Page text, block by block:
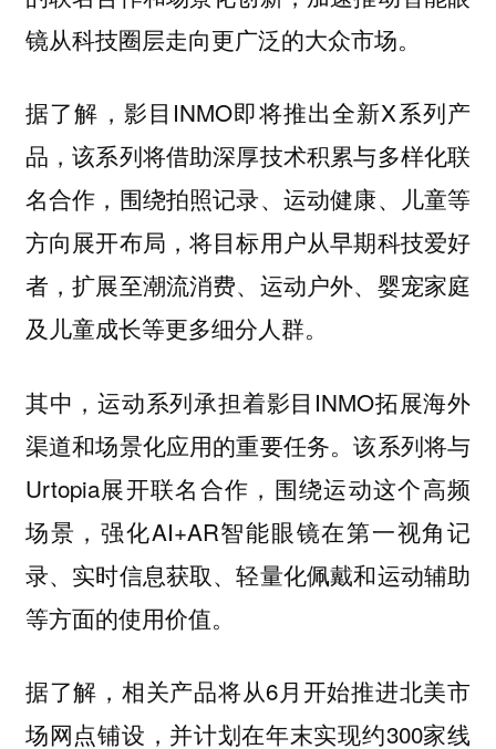
镜从科技圈层走向更广泛的大众市场。
据了解，影目INMO即将推出全新X系列产
品，该系列将借助深厚技术积累与多样化联
名合作，围绕拍照记录、运动健康、儿童等
方向展开布局，将目标用户从早期科技爱好
者，扩展至潮流消费、运动户外、婴宠家庭
及儿童成长等更多细分人群。
其中，运动系列承担着影目INMO拓展海外
渠道和场景化应用的重要任务。该系列将与
Urtopia展开联名合作，围绕运动这个高频
场景，强化AI+AR智能眼镜在第一视角记
录、实时信息获取、轻量化佩戴和运动辅助
等方面的使用价值。
据了解，相关产品将从6月开始推进北美市
场网点铺设，并计划在年末实现约300家线